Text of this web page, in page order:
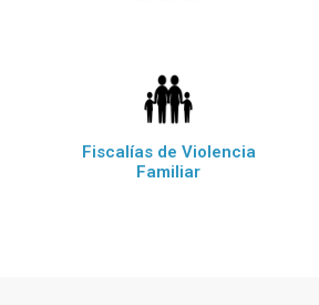
Fiscalías de Violencia
Familiar